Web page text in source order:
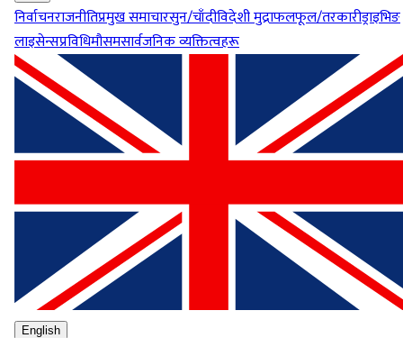
निर्वाचनराजनीतिप्रमुख समाचारसुन/चाँदीविदेशी मुद्राफलफूल/तरकारीड्राइभिङ
लाइसेन्सप्रविधिमौसमसार्वजनिक व्यक्तित्वहरू
English